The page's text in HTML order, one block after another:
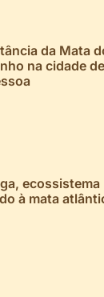
da Mata
na cidade de
ecossistema
à mata